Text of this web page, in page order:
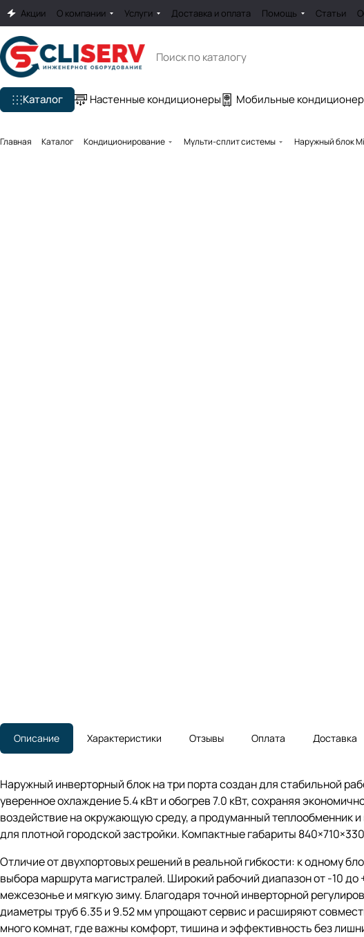
Акции О компании Услуги Доставка и оплата Помощь Статьи
Каталог Настенные кондиционеры Мобильные
Главная Каталог Кондиционирование Мульти-сплит системы Наружный блок
Описание Характеристики Отзывы Оплата Доставка
Наружный инверторный блок на три порта создан для стабильной
уверенное охлаждение 5.4 кВт и обогрев 7.0 кВт, сохраняя
воздействие на окружающую среду, а продуманный теплообменник
для плотной городской застройки. Компактные габариты
Отличие от двухпортовых решений в реальной гибкости: к одному
выбора маршрута магистралей. Широкий рабочий диапазон от -10 до
межсезонье и мягкую зиму. Благодаря точной инверторной
диаметры труб 6.35 и 9.52 мм упрощают сервис и расширяют
много комнат, где важны комфорт, тишина и эффективность без